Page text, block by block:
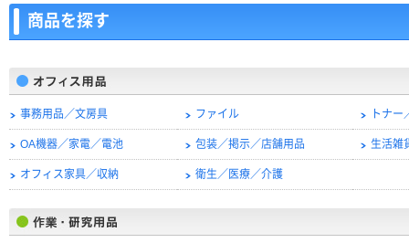
商品を探す
事務用品／文房具 ファイル トナ
OA機器／家電／電池 包装／掲示／店舗用品 生活雑
オフィス家具／収納 衛生／医療／介護